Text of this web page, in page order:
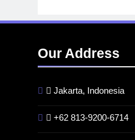
Our Address
Jakarta, Indonesia
+62 813-9200-6714